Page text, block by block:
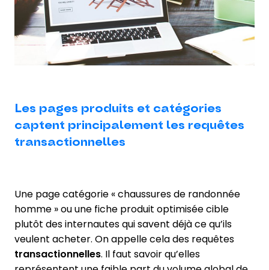
Les pages produits et catégories
captent principalement les requêtes
transactionnelles
Une page catégorie « chaussures de randonnée
homme » ou une fiche produit optimisée cible
plutôt des internautes qui savent déjà ce qu’ils
veulent acheter. On appelle cela des requêtes
transactionnelles. Il faut savoir qu’elles